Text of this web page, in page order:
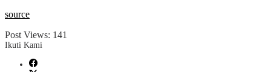
source
Post Views: 141
Ikuti Kami